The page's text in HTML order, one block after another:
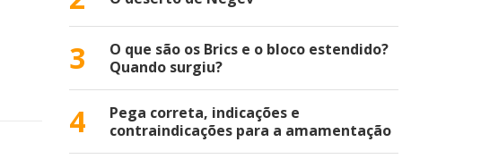
3
O que são os Brics e o bloco estendido?
Quando surgiu?
4
Pega correta, indicações e
contraindicações para a amamentação